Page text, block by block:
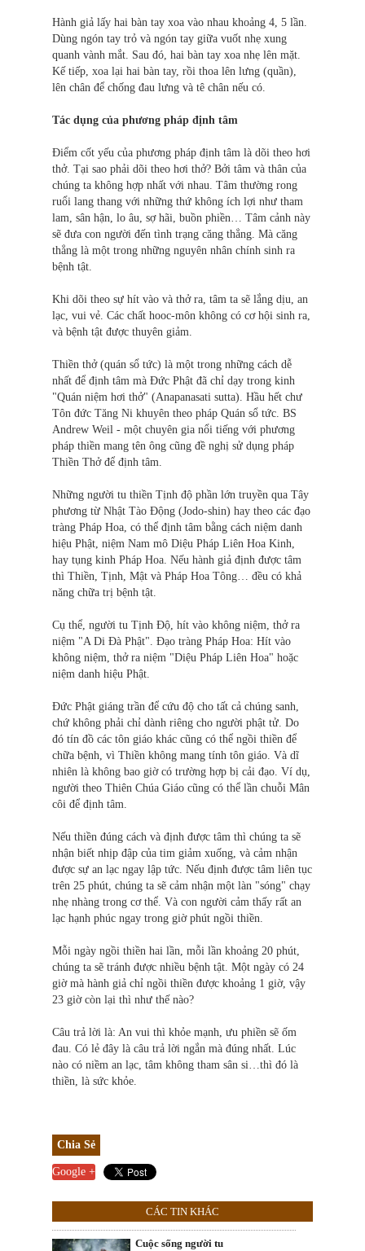
Hành giả lấy hai bàn tay xoa vào nhau khoảng 4, 5 lần.
Dùng ngón tay trỏ và ngón tay giữa vuốt nhẹ xung
quanh vành mắt. Sau đó, hai bàn tay xoa nhẹ lên mặt.
Kế tiếp, xoa lại hai bàn tay, rồi thoa lên lưng (quần),
lên chân để chống đau lưng và tê chân nếu có.
Tác dụng của phương pháp định tâm
Điểm cốt yếu của phương pháp định tâm là dõi theo hơi
thở. Tại sao phải dõi theo hơi thở? Bởi tâm và thân của
chúng ta không hợp nhất với nhau. Tâm thường rong
ruổi lang thang với những thứ không ích lợi như tham
lam, sân hận, lo âu, sợ hãi, buồn phiền… Tâm cảnh này
sẽ đưa con người đến tình trạng căng thẳng. Mà căng
thẳng là một trong những nguyên nhân chính sinh ra
bệnh tật.
Khi dõi theo sự hít vào và thở ra, tâm ta sẽ lắng dịu, an
lạc, vui vẻ. Các chất hooc-môn không có cơ hội sinh ra,
và bệnh tật được thuyên giảm.
Thiền thở (quán sổ tức) là một trong những cách dễ
nhất để định tâm mà Đức Phật đã chỉ dạy trong kinh
"Quán niệm hơi thở" (Anapanasati sutta). Hầu hết chư
Tôn đức Tăng Ni khuyên theo pháp Quán sổ tức. BS
Andrew Weil - một chuyên gia nổi tiếng với phương
pháp thiền mang tên ông cũng đề nghị sử dụng pháp
Thiền Thở để định tâm.
Những người tu thiền Tịnh độ phần lớn truyền qua Tây
phương từ Nhật Tào Động (Jodo-shin) hay theo các đạo
tràng Pháp Hoa, có thể định tâm bằng cách niệm danh
hiệu Phật, niệm Nam mô Diệu Pháp Liên Hoa Kinh,
hay tụng kinh Pháp Hoa. Nếu hành giả định được tâm
thì Thiền, Tịnh, Mật và Pháp Hoa Tông… đều có khả
năng chữa trị bệnh tật.
Cụ thể, người tu Tịnh Độ, hít vào không niệm, thở ra
niệm "A Di Đà Phật". Đạo tràng Pháp Hoa: Hít vào
không niệm, thở ra niệm "Diệu Pháp Liên Hoa" hoặc
niệm danh hiệu Phật.
Đức Phật giáng trần để cứu độ cho tất cả chúng sanh,
chứ không phải chỉ dành riêng cho người phật tử. Do
đó tín đồ các tôn giáo khác cũng có thể ngồi thiền để
chữa bệnh, vì Thiền không mang tính tôn giáo. Và dĩ
nhiên là không bao giờ có trường hợp bị cải đạo. Ví dụ,
người theo Thiên Chúa Giáo cũng có thể lần chuỗi Mân
côi để định tâm.
Nếu thiền đúng cách và định được tâm thì chúng ta sẽ
nhận biết nhịp đập của tim giảm xuống, và cảm nhận
được sự an lạc ngay lập tức. Nếu định được tâm liên tục
trên 25 phút, chúng ta sẽ cảm nhận một làn "sóng" chạy
nhẹ nhàng trong cơ thể. Và con người cảm thấy rất an
lạc hạnh phúc ngay trong giờ phút ngồi thiền.
Mỗi ngày ngồi thiền hai lần, mỗi lần khoảng 20 phút,
chúng ta sẽ tránh được nhiều bệnh tật. Một ngày có 24
giờ mà hành giả chỉ ngồi thiền được khoảng 1 giờ, vậy
23 giờ còn lại thì như thế nào?
Câu trả lời là: An vui thì khỏe mạnh, ưu phiền sẽ ốm
đau. Có lẻ đây là câu trả lời ngắn mà đúng nhất. Lúc
nào có niềm an lạc, tâm không tham sân si…thì đó là
thiền, là sức khỏe.
Chia Sẻ
Google +
CÁC TIN KHÁC
Cuộc sống người tu